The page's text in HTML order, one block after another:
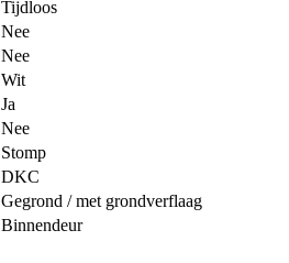
Tijdloos
Nee
Nee
Wit
Ja
Nee
Stomp
DKC
Gegrond / met grondverflaag
Binnendeur